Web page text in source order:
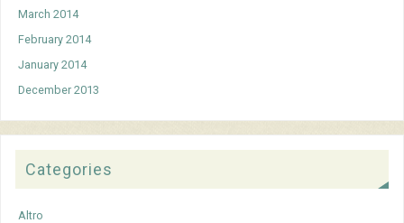
March 2014
February 2014
January 2014
December 2013
Categories
Altro